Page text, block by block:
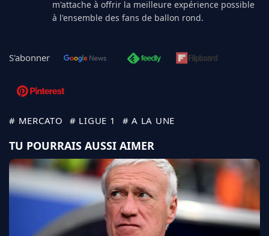
m'attache à offrir la meilleure expérience possible
à l'ensemble des fans de ballon rond.
S'abonner
# MERCATO # LIGUE 1 # A LA UNE
TU POURRAIS AUSSI AIMER